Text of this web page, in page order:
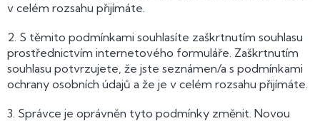
v celém rozsahu přijímáte.
2. S těmito podmínkami souhlasíte zaškrtnutím souhlasu
prostřednictvím internetového formuláře. Zaškrtnutím
souhlasu potvrzujete, že jste seznámen/a s podmínkami
ochrany osobních údajů a že je v celém rozsahu přijímáte.
3. Správce je oprávněn tyto podmínky změnit. Novou